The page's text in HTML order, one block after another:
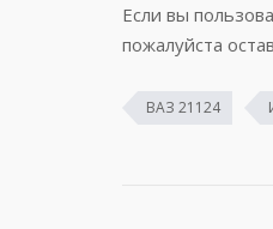
Если вы
пожалуйста
ВАЗ 21124